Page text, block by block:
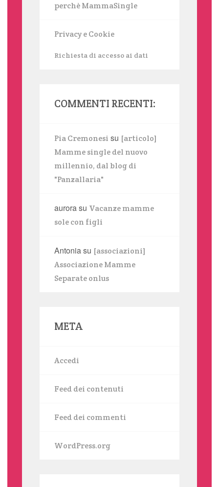
perchè MammaSingle
Privacy e Cookie
Richiesta di accesso ai dati
COMMENTI RECENTI:
Pia Cremonesi su [articolo]
Mamme single del nuovo
millennio, dal blog di
"Panzallaria"
aurorasu Vacanze mamme
sole con figli
Antoniasu [associazioni]
Associazione Mamme
Separate onlus
META
Accedi
Feed dei contenuti
Feed dei commenti
WordPress.org